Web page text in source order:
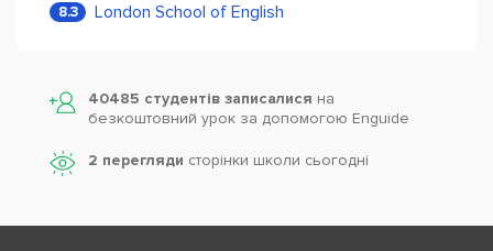
8.3 London School of English
40485 студентів записалися на
безкоштовний урок за допомогою Enguide
2 перегляди сторінки школи cьогодні